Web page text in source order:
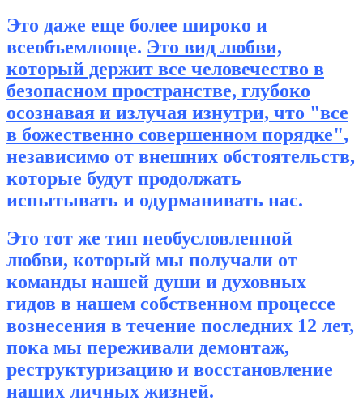
Это даже еще более широко и
всеобъемлюще. Это вид любви,
который держит все человечество в
безопасном пространстве, глубоко
осознавая и излучая изнутри, что "все
в божественно совершенном порядке",
независимо от внешних обстоятельств,
которые будут продолжать
испытывать и одурманивать нас.
Это тот же тип необусловленной
любви, который мы получали от
команды нашей души и духовных
гидов в нашем собственном процессе
вознесения в течение последних 12 лет,
пока мы переживали демонтаж,
реструктуризацию и восстановление
наших личных жизней.